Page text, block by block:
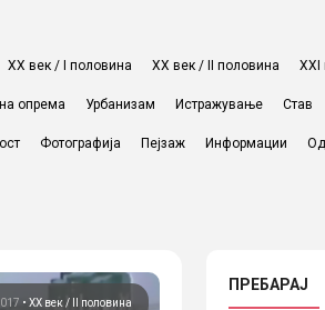
ХХ век / I половина ХХ век / II половина XXI
опрема Урбанизам Истражување Став
Фотографија Пејзаж Информации Од
• ХХ век / II половина
ПРЕБАРАЈ